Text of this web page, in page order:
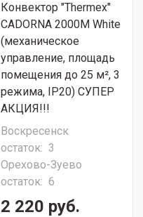
Конвектор "Thermex"
CADORNA 2000М White
(механическое
управление, площадь
помещения до 25 м², 3
режима, IP20) СУПЕР
АКЦИЯ!!!
Воскресенск
остаток: 3
Орехово-Зуево
остаток: 6
2 220 руб.